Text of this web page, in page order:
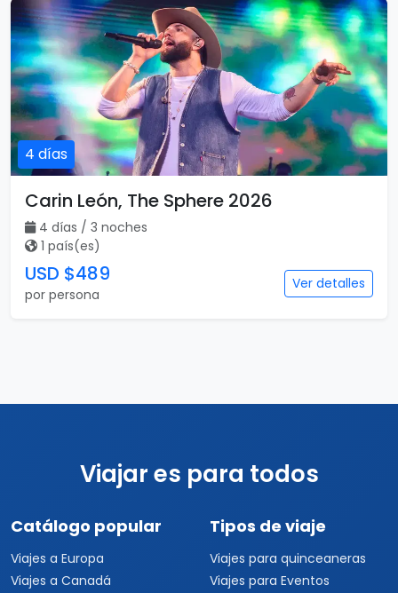
4 días
Carin León, The Sphere 2026
4 días / 3 noches
1 país(es)
USD $489
por persona
Ver detalles
Viajar es para todos
Catálogo popular
Viajes a Europa
Viajes a Canadá
Tipos de viaje
Viajes para quinceaneras
Viajes para Eventos